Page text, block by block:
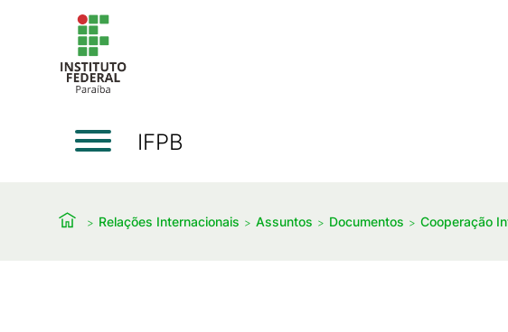
IFPB
Relações Internacionais Assuntos Documentos Cooperação